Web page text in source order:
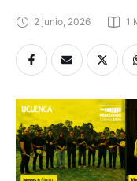
2 junio, 2026 1